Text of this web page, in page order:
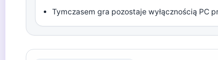
Tymczasem gra pozostaje wyłącznością PC